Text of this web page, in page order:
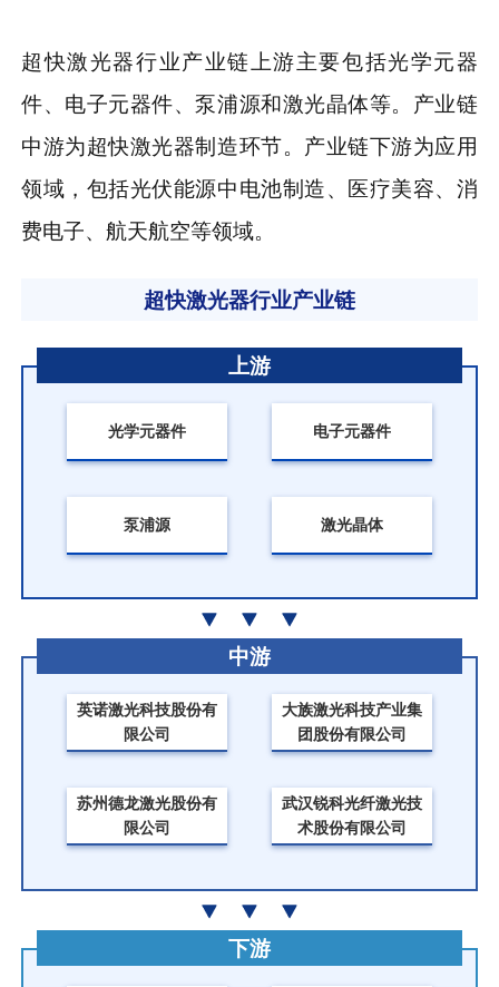
超快激光器行业产业链上游主要包括光学元器
件、电子元器件、泵浦源和激光晶体等。产业链
中游为超快激光器制造环节。产业链下游为应用
领域，包括光伏能源中电池制造、医疗美容、消
费电子、航天航空等领域。
超快激光器行业产业链
光学元器件 电子元器件
泵浦源 激光晶体
上游
英诺激光科技股份有
限公司
大族激光科技产业集
团股份有限公司
苏州德龙激光股份有
限公司
武汉锐科光纤激光技
术股份有限公司
中游
下游